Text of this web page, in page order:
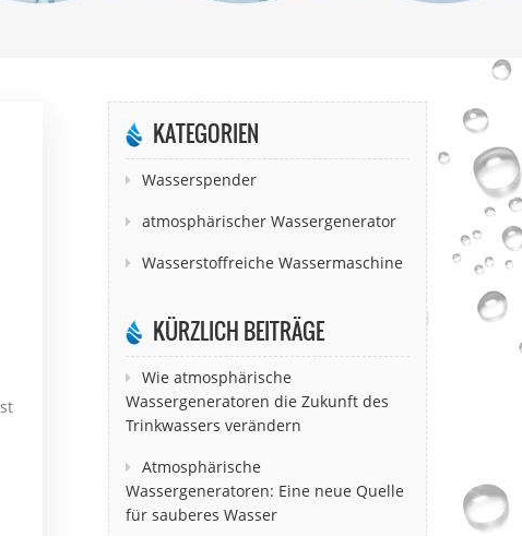
KATEGORIEN
Wasserspender
atmosphärischer Wassergenerator
Wasserstoffreiche Wassermaschine
KÜRZLICH BEITRÄGE
Wie atmosphärische
Wassergeneratoren die Zukunft des
Trinkwassers verändern
Atmosphärische
Wassergeneratoren: Eine neue Quelle
für sauberes Wasser